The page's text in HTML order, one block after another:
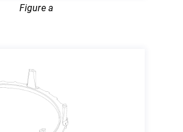
Figure a